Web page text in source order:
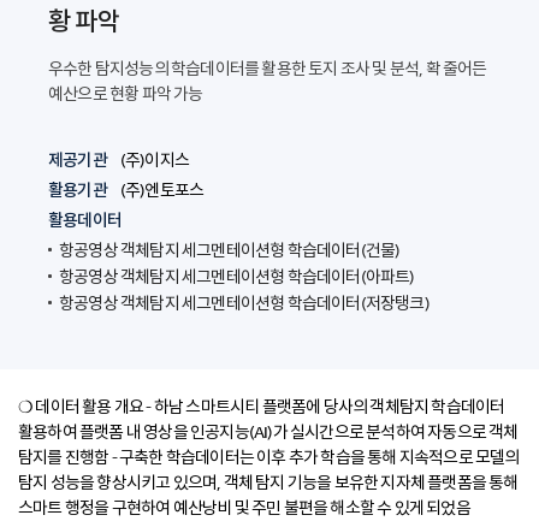
황 파악
우수한 탐지성능의 학습데이터를 활용한 토지 조사 및 분석, 확 줄어든
예산으로 현황 파악 가능
제공기관
(주)이지스
활용기관
(주)엔토포스
활용데이터
항공영상 객체탐지 세그멘테이션형 학습데이터(건물)
항공영상 객체탐지 세그멘테이션형 학습데이터(아파트)
항공영상 객체탐지 세그멘테이션형 학습데이터(저장탱크)
❍ 데이터 활용 개요 - 하남 스마트시티 플랫폼에 당사의 객체탐지 학습데이터
활용하여 플랫폼 내 영상을 인공지능(AI)가 실시간으로 분석하여 자동으로 객체
탐지를 진행함 - 구축한 학습데이터는 이후 추가 학습을 통해 지속적으로 모델의
탐지 성능을 향상시키고 있으며, 객체 탐지 기능을 보유한 지자체 플랫폼을 통해
스마트 행정을 구현하여 예산낭비 및 주민 불편을 해소할 수 있게 되었음